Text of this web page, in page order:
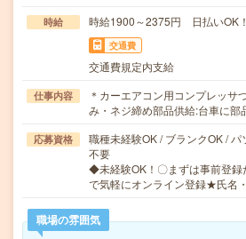
時給 時給1900～2375円 日払いOK！
交通費
交通費規定内支給
仕事内容
＊カーエアコン用コンプレッサ
み・ネジ締め部品供給:台車に
応募資格
職種未経験OK / ブランクOK /
不要
◆未経験OK！〇まずは事前登録
で気軽にオンライン登録★氏名
職場の雰囲気